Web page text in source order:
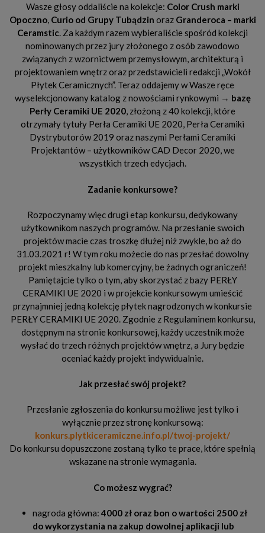
Wasze głosy oddaliście na kolekcje: Color Crush marki
Opoczno, Curio od Grupy Tubądzin oraz Granderoca – marki
Ceramstic. Za każdym razem wybieraliście spośród kolekcji
nominowanych przez jury złożonego z osób zawodowo
związanych z wzornictwem przemysłowym, architekturą i
projektowaniem wnętrz oraz przedstawicieli redakcji „Wokół
Płytek Ceramicznych”. Teraz oddajemy w Wasze ręce
wyselekcjonowany katalog z nowościami rynkowymi → bazę
Perły Ceramiki UE 2020, złożoną z 40 kolekcji, które
otrzymały tytuły Perła Ceramiki UE 2020, Perła Ceramiki
Dystrybutorów 2019 oraz naszymi Perłami Ceramiki
Projektantów – użytkowników CAD Decor 2020, we
wszystkich trzech edycjach.
Zadanie konkursowe?
Rozpoczynamy więc drugi etap konkursu, dedykowany
użytkownikom naszych programów. Na przesłanie swoich
projektów macie czas troszkę dłużej niż zwykle, bo aż do
31.03.2021 r! W tym roku możecie do nas przesłać dowolny
projekt mieszkalny lub komercyjny, be żadnych ograniczeń!
Pamiętajcie tylko o tym, aby skorzystać z bazy PERŁY
CERAMIKI UE 2020 i w projekcie konkursowym umieścić
przynajmniej jedną kolekcję płytek nagrodzonych w konkursie
PERŁY CERAMIKI UE 2020. Zgodnie z Regulaminem konkursu,
dostępnym na stronie konkursowej, każdy uczestnik może
wysłać do trzech różnych projektów wnętrz, a Jury będzie
oceniać każdy projekt indywidualnie.
Jak przesłać swój projekt?
Przesłanie zgłoszenia do konkursu możliwe jest tylko i
wyłącznie przez stronę konkursową:
konkurs.plytkiceramiczne.info.pl/twoj-projekt/
Do konkursu dopuszczone zostaną tylko te prace, które spełnią
wskazane na stronie wymagania.
Co możesz wygrać?
nagroda główna: 4000 zł oraz bon o wartości 2500 zł
do wykorzystania na zakup dowolnej aplikacji lub